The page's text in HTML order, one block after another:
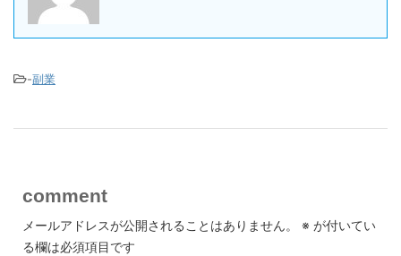
-副業
comment
メールアドレスが公開されることはありません。 ※ が付いてい
る欄は必須項目です